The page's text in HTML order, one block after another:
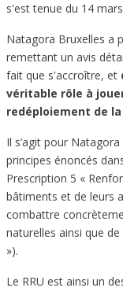
s'est tenue du 14
Natagora Bruxelles a
remettant un avis
fait que s'accroître, et
véritable rôle à
redéploiement de
Il s’agit pour
principes énoncés
Prescription 5 «
bâtiments et de leurs
combattre
naturelles ainsi que
»).
Le RRU est ainsi un